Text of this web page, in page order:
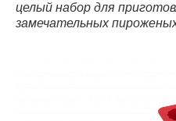
целый набор для
замечательных